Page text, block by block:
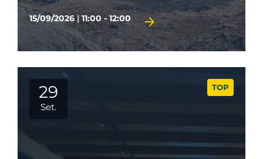
15/09/2026| 11:00 - 12:00
TOP
29
Set.